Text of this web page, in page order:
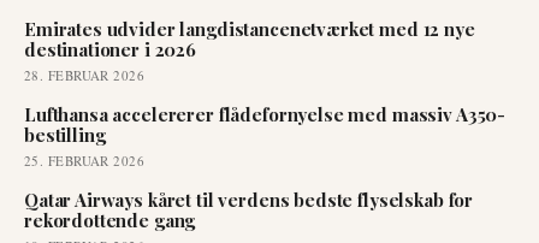
Emirates udvider langdistancenetværket med 12 nye
destinationer i 2026
28. FEBRUAR 2026
Lufthansa accelererer flådefornyelse med massiv A350-
bestilling
25. FEBRUAR 2026
Qatar Airways kåret til verdens bedste flyselskab for
rekordottende gang